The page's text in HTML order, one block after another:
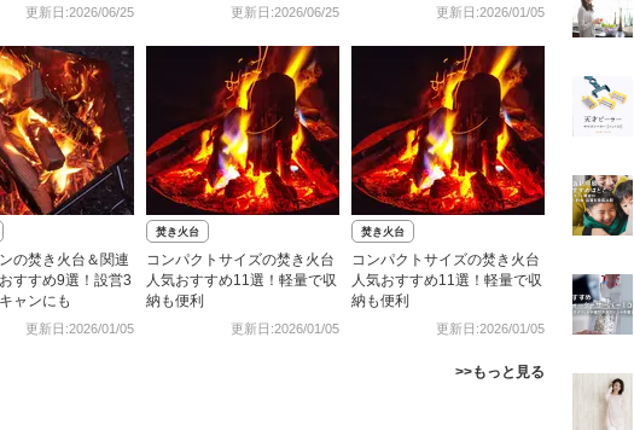
更新日:2026/06/25 更新日:2026/06/25 更新日:2026/01/05
の焚き火台＆関連
すすめ9選！設営3
ャンにも
更新日:2026/01/05
焚き火台
コンパクトサイズの焚き火台
人気おすすめ11選！軽量で収
納も便利
更新日:2026/01/05
焚き火台
コンパクトサイズの焚き火台
人気おすすめ11選！軽量で収
納も便利
更新日:2026/01/05
>>もっと見る